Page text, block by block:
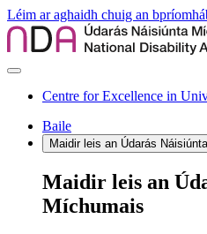
Léim ar aghaidh chuig an
Centre for Excellence in
Baile
Maidir leis an Údarás
Maidir leis an
Míchumais